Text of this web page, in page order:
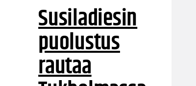
Susiladiesin
puolustus
rautaa